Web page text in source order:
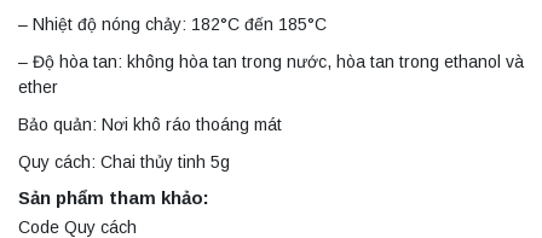
– Nhiệt độ nóng chảy: 182°C đến 185°C
– Độ hòa tan: không hòa tan trong nước, hòa tan trong ethanol và
ether
Bảo quản: Nơi khô ráo thoáng mát
Quy cách: Chai thủy tinh 5g
Sản phẩm tham khảo:
Code Quy cách